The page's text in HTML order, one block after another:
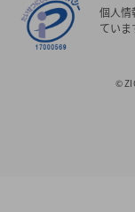
個人情
ていま
©